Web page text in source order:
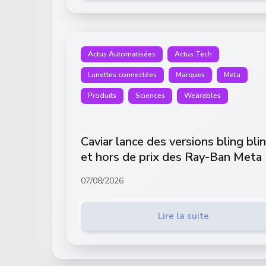
Actus Automatisées Actus Tech
Lunettes connectées Marques Meta
Produits Sciences Wearables
Caviar lance des versions bling
et hors de prix des Ray-Ban Meta
07/08/2026
Lire la suite